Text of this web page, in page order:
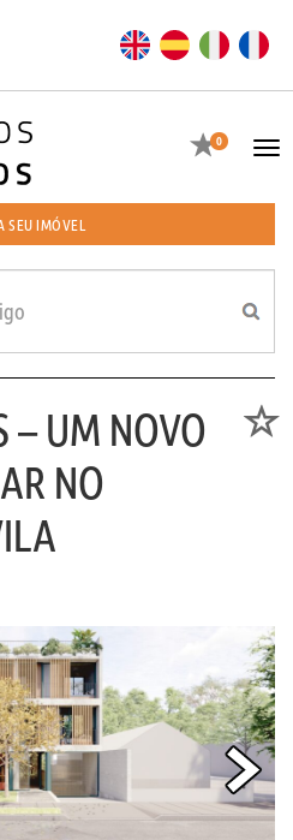
EN ES
Favoritos
0
SEU IMÓVEL
– UM NOVO
NO